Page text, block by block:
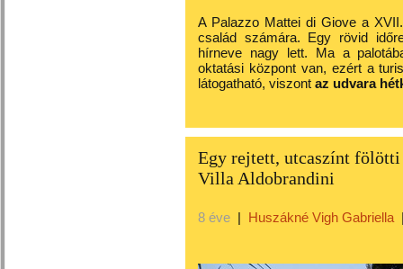
A Palazzo Mattei di Giove a
család számára. Egy rövid
hírneve nagy lett. Ma a
oktatási központ van, ezért a
látogatható, viszont az udvara
Egy rejtett, utcaszínt fölötti
Villa Aldobrandini
8 éve | Huszákné Vigh Gabriella